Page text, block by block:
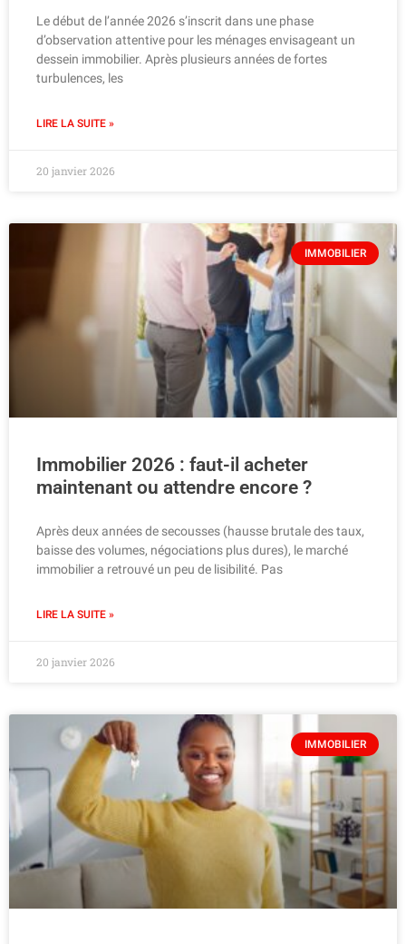
Le début de l’année 2026 s’inscrit dans une phase
d’observation attentive pour les ménages envisageant un
dessein immobilier. Après plusieurs années de fortes
turbulences, les
LIRE LA SUITE »
20 janvier 2026
IMMOBILIER
Immobilier 2026 : faut-il acheter
maintenant ou attendre encore ?
Après deux années de secousses (hausse brutale des taux,
baisse des volumes, négociations plus dures), le marché
immobilier a retrouvé un peu de lisibilité. Pas
LIRE LA SUITE »
20 janvier 2026
IMMOBILIER